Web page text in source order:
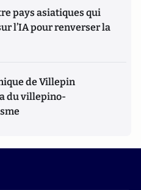
pays asiatiques qui
l’IA pour renverser la
de Villepin
du villepino-